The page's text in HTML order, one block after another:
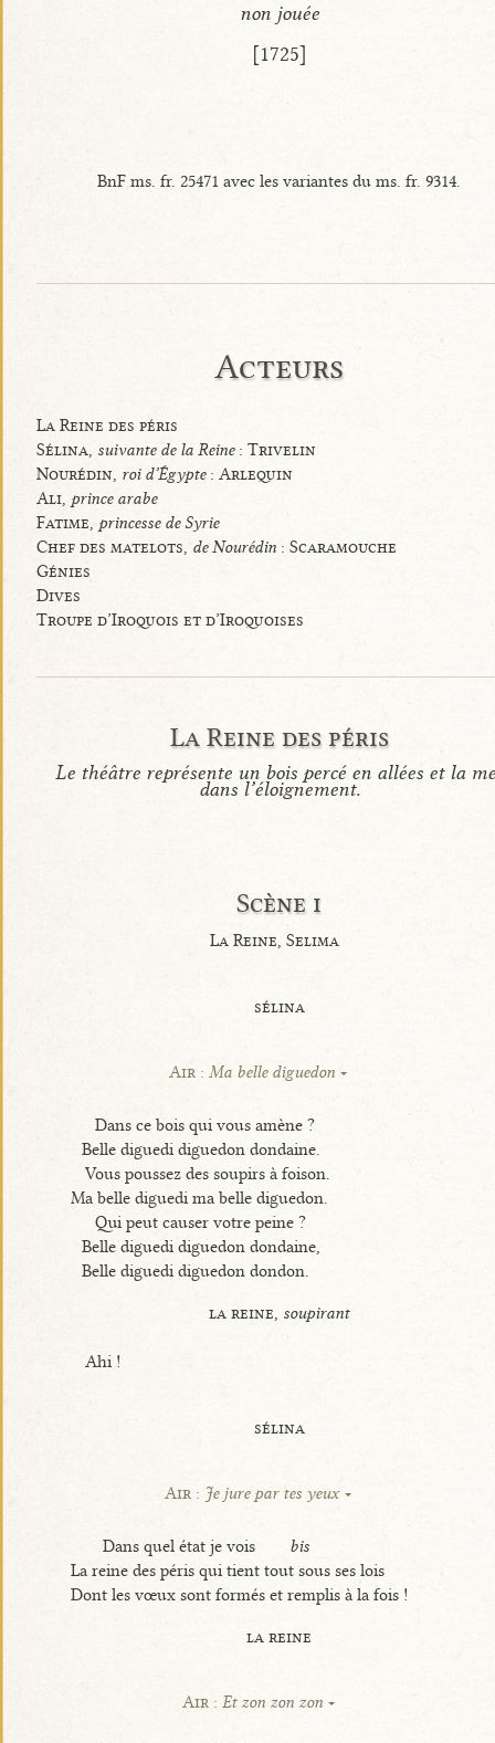
non jouée
[1725]
BnF ms. fr. 25471 avec les variantes du ms. fr. 9314.
Acteurs
La Reine des péris
Sélina, suivante de la Reine: Trivelin
Nourédin, roi d’Égypte: Arlequin
Ali, prince arabe
Fatime, princesse de Syrie
Chef des matelots, de Nourédin: Scaramouche
Génies
Dives
Troupe d’Iroquois et d’Iroquoises
La Reine des péris
Le théâtre représente un bois percé en allées et la
dans l’éloignement.
Scène i
La Reine, Selima
sélina
Air :Ma belle diguedon
Dans ce bois qui vous amène ?
Belle diguedi diguedon dondaine.
Vous poussez des soupirs à foison.
Ma belle diguedi ma belle diguedon.
Qui peut causer votre peine ?
Belle diguedi diguedon dondaine,
Belle diguedi diguedon dondon.
la reine, soupirant
Ahi !
sélina
Air : Je jure par tes yeux
Dans quel état je vois
bis
La reine des péris qui tient tout sous ses lois
Dont les vœux sont formés et remplis à la fois !
la reine
Air : Et zon zon zon